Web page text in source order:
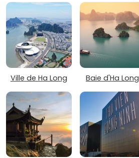
Ville de Ha Long Baie d'Ha Long